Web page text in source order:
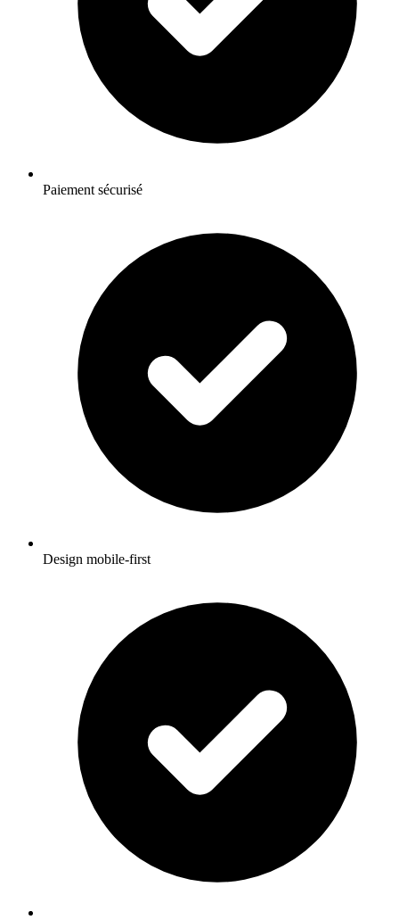
Paiement sécurisé
Design mobile-first